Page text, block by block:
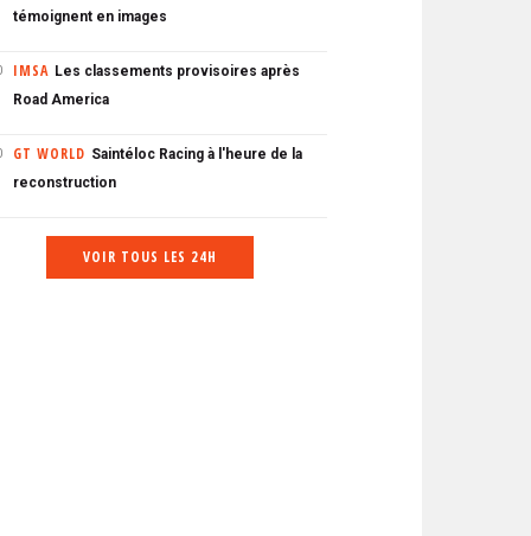
témoignent en images
IMSA Les classements provisoires après
Road America
GT WORLD Saintéloc Racing à l'heure de la
reconstruction
VOIR TOUS LES 24H